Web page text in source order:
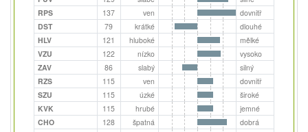
RPS
137 ven
dovnitř
DST
79 krátké
dlouhé
HLV
121 hluboké
mělké
VZU
122 nízko
vysoko
ZAV
86 slabý
silný
RZS
115 ven
dovnitř
SZU
115 úzké
široké
KVK
115 hrubé
jemné
CHO
128 špatná
dobrá